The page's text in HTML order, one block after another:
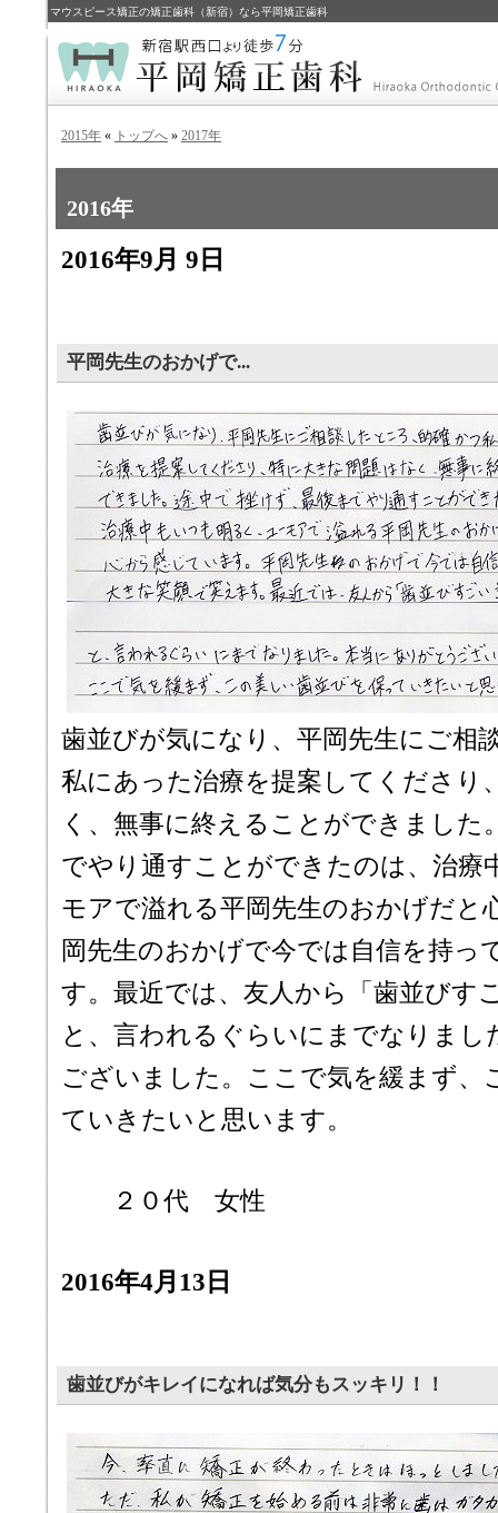
2016年
マウスピース矯正の矯正歯科（新宿）なら平岡矯正歯科
2015年 « トップへ » 2017年
2016年9月 9日
平岡先生のおかげで...
歯並びが気になり、平岡先生にご相
私にあった治療を提案してくださり
く、無事に終えることができました
でやり通すことができたのは、治療
モアで溢れる平岡先生のおかげだと
岡先生のおかげで今では自信を持っ
す。最近では、友人から「歯並びす
と、言われるぐらいにまでなりまし
ございました。ここで気を緩まず、
ていきたいと思います。
２０代 女性
2016年4月13日
歯並びがキレイになれば気分もスッキリ！！